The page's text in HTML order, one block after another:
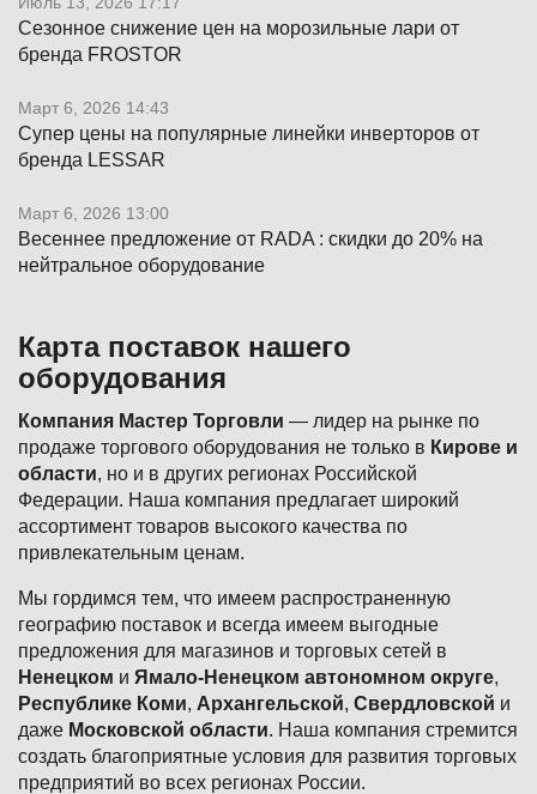
Сезонное снижение цен на морозильные лари от
бренда FROSTOR
Март 6, 2026 14:43
Супер цены на популярные линейки инверторов от
бренда LESSAR
Март 6, 2026 13:00
Весеннее предложение от RADA : скидки до 20% на
нейтральное оборудование
Карта поставок нашего
оборудования
Компания Мастер Торговли — лидер на рынке по
продаже торгового оборудования не только в Кирове и
области, но и в других регионах Российской
Федерации. Наша компания предлагает широкий
ассортимент товаров высокого качества по
привлекательным ценам.
Мы гордимся тем, что имеем распространенную
географию поставок и всегда имеем выгодные
предложения для магазинов и торговых сетей в
Ненецком и Ямало-Ненецком автономном округе,
Республике Коми, Архангельской, Свердловской и
даже Московской области. Наша компания стремится
создать благоприятные условия для развития торговых
предприятий во всех регионах России.